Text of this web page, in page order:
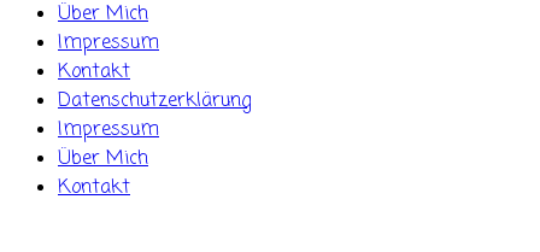
Über Mich
Impressum
Kontakt
Datenschutzerklärung
Impressum
Über Mich
Kontakt